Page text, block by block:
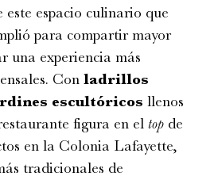
este espacio culinario que
para compartir mayor
una experiencia más
Con ladrillos
escultóricos llenos
figura en el top de
en la Colonia Lafayette,
tradicionales de